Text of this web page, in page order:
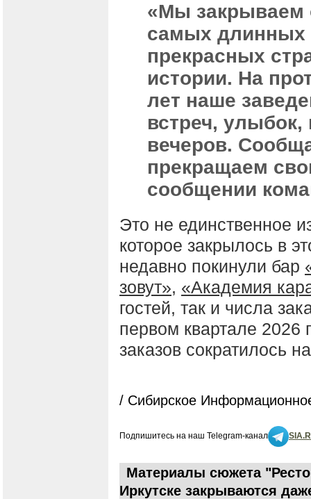
«Мы закрываем
самых длинных
прекрасных
истории. На
лет наше
встреч,
вечеров.
прекращаем
сообщении
Это не единственное
которое закрылось в
недавно покинули бар
зовут», «Академия
гостей, так и числа
первом квартале 2026
заказов сократилось
/ Сибирское
Подпишитесь на наш Telegram-канал
Материалы сюжета
Иркутске закрываются